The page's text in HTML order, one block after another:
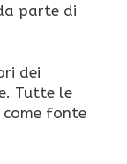
parte di
dei
Tutte le
fonte